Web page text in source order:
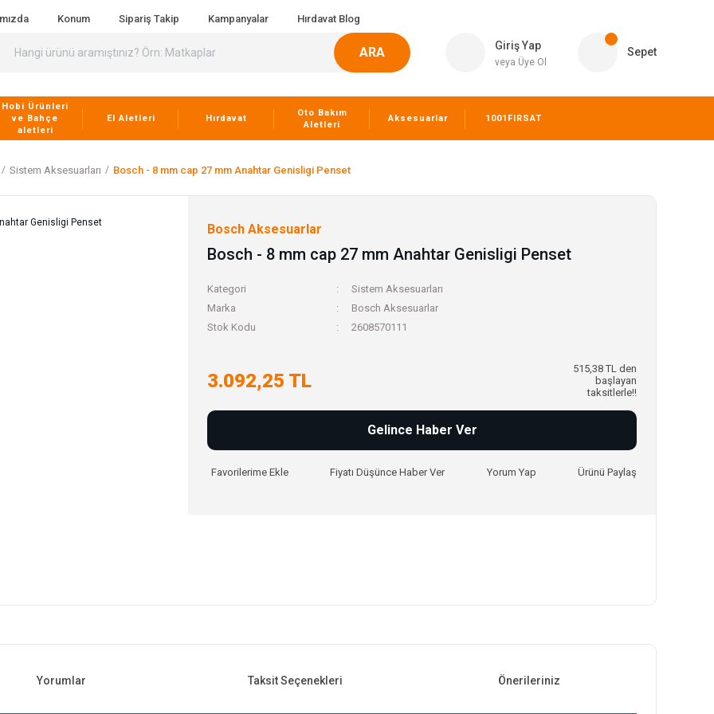
Konum Sipariş Takip Kampanyalar Hırdavat Blog
ARA Giriş Yap
veya Üye Ol
Sepet
Hobi Ürünleri
ve Bahçe
aletleri
El Aletleri Hırdavat
Oto Bakım
Aletleri
Aksesuarlar 1001FIRSAT
Sistem Aksesuarları Bosch - 8 mm cap 27 mm Anahtar Genisligi Penset
Bosch Aksesuarlar
Bosch - 8 mm cap 27 mm Anahtar Genisligi Penset
Kategori
Sistem Aksesuarları
Marka
Bosch Aksesuarlar
Stok Kodu
2608570111
3.092,25 TL
515,38 TL den
başlayan
taksitlerle!!
Gelince Haber Ver
Fiyatı Düşünce Haber Ver Yorum Yap Ürünü Paylaş
Yorumlar Taksit Seçenekleri Önerileriniz